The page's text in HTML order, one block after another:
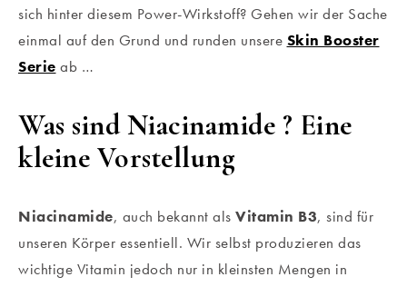
sich hinter diesem Power-Wirkstoff? Gehen wir der Sache
einmal auf den Grund und runden unsere Skin Booster
Serie ab …
Was sind Niacinamide ? Eine
kleine Vorstellung
Niacinamide, auch bekannt als Vitamin B3, sind für
unseren Körper essentiell. Wir selbst produzieren das
wichtige Vitamin jedoch nur in kleinsten Mengen in